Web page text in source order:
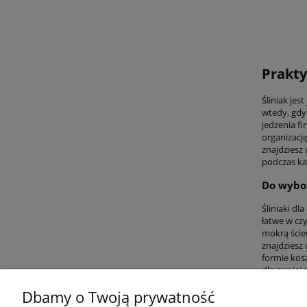
Śliniak
wtedy,
jedzenia
podczas
Do
Śliniaki
łatwe w
mokrą
formie
dla swojej
Dbamy o Twoją prywatność